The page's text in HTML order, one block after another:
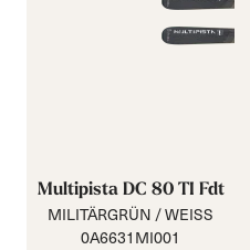
Multipista DC 80 TI Fdt
MILITÄRGRÜN / WEISS
0A6631MI001